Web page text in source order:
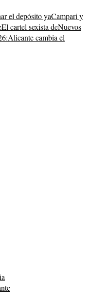
el depósito yaCampari y
El cartel sexista deNuevos
Alicante cambia el